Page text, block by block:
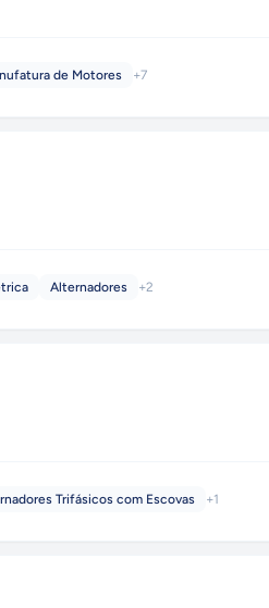
de Motores +7
Alternadores +2
Trifásicos com Escovas +1